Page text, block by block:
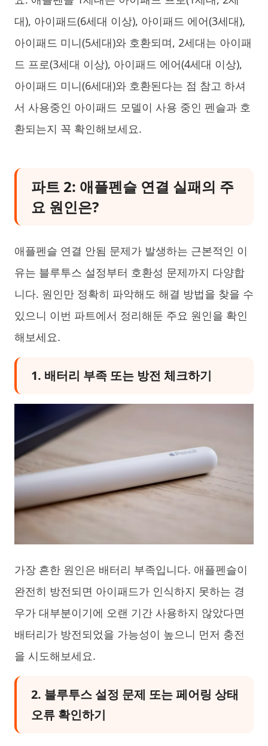
대), 아이패드(6세대 이상), 아이패드 에어(3세대),
아이패드 미니(5세대)와 호환되며, 2세대는 아이패
드 프로(3세대 이상), 아이패드 에어(4세대 이상),
아이패드 미니(6세대)와 호환된다는 점 참고 하셔
서 사용중인 아이패드 모델이 사용 중인 펜슬과 호
환되는지 꼭 확인해보세요.
파트 2: 애플펜슬 연결 실패의 주
요 원인은?
애플펜슬 연결 안됨 문제가 발생하는 근본적인 이
유는 블루투스 설정부터 호환성 문제까지 다양합
니다. 원인만 정확히 파악해도 해결 방법을 찾을 수
있으니 이번 파트에서 정리해둔 주요 원인을 확인
해보세요.
1. 배터리 부족 또는 방전 체크하기
가장 흔한 원인은 배터리 부족입니다. 애플펜슬이
완전히 방전되면 아이패드가 인식하지 못하는 경
우가 대부분이기에 오랜 기간 사용하지 않았다면
배터리가 방전되었을 가능성이 높으니 먼저 충전
을 시도해보세요.
2. 블루투스 설정 문제 또는 페어링 상태
오류 확인하기